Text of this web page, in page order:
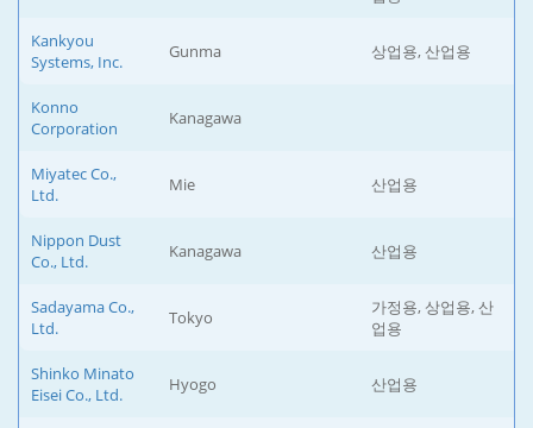
Kankyou
Systems, Inc.
Gunma 상업용, 산업용
Konno
Corporation
Kanagawa
Miyatec Co.,
Ltd.
Mie 산업용
Nippon Dust
Co., Ltd.
Kanagawa 산업용
Sadayama Co.,
Ltd.
Tokyo
가정용, 상업용, 산
업용
Shinko Minato
Eisei Co., Ltd.
Hyogo 산업용